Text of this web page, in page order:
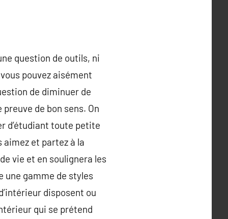
question de outils, ni
pouvez aisément
de diminuer de
de bon sens. On
d’étudiant toute petite
et partez à la
vie et en soulignera les
une gamme de styles
disposent ou
qui se prétend